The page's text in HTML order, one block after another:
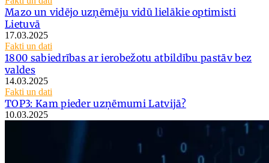
Mazo un vidējo uzņēmēju vidū lielākie optimisti
Lietuvā
17.03.2025
Fakti un dati
1800 sabiedrības ar ierobežotu atbildību pastāv bez
valdes
14.03.2025
Fakti un dati
TOP3: Kam pieder uzņēmumi Latvijā?
10.03.2025